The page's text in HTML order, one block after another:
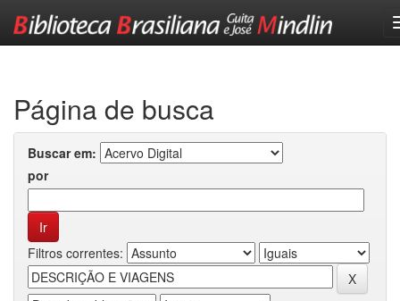
Página de busca
Buscar em:
por
Filtros correntes: